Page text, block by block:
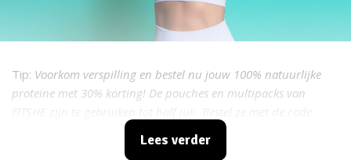
Tip: Voorkom verspilling en bestel nu jouw 100% natuurlijke
proteïne met 30% korting! De pouches en multipacks van
GIVEME30 - grijp je kans voordat het te laat is.
Lees verder